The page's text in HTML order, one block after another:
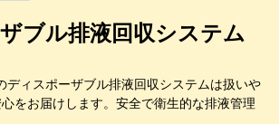
ブル排液回収システム
ディスポーザブル排液回収システムは扱いや
をお届けします。安全で衛生的な排液管理